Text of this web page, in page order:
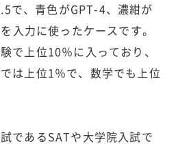
で、青色がGPT-4、濃紺が
入力に使ったケースです。
で上位10％に入っており、
は上位1％で、数学でも上位
であるSATや大学院入試で